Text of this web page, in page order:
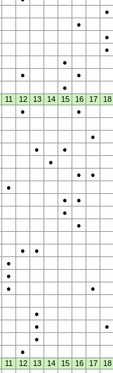
●
●
●
●
●
●
●
●
11 12 13 14 15 16 17
18
●
●
●
●
●
●
●
●
●
●
●
●
●
●
●
●
●
●
●
●
●
●
●
●
11 12 13 14 15 16 17
18